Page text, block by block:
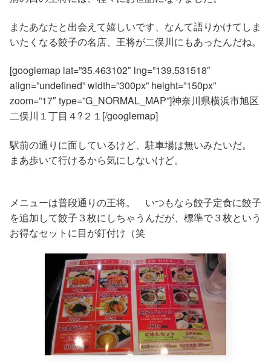
またあなたと出会えて嬉しいです、なんて語りかけてしま
いたくなる餃子の名店、王将が二俣川にもあったんだね。
[googlemap lat=”35.463102″ lng=”139.531518″
align=”undefined” width=”300px” height=”150px”
zoom=”17″ type=”G_NORMAL_MAP”]神奈川県横浜市旭区
二俣川１丁目４?２１[/googlemap]
駅前の通りに面しているけど、駐車場は無いみたいだ。
まあ歩いて行けるから気にしないけど。
メニューは普段通りの王将。 いつもなら餃子定食に餃子
を追加して餃子３枚にしちゃうんだが、標準で３枚という
お得なセットに目が釘付け（笑